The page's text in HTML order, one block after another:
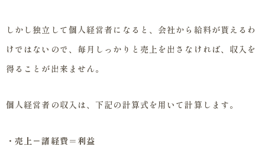
しかし独立して個人経営者になると、会社から給料が貰えるわ
けではないので、毎月しっかりと売上を出さなければ、収入を
得ることが出来ません。
個人経営者の収入は、下記の計算式を用いて計算します。
・売上－諸経費＝利益